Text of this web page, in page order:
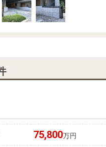
75,800万円